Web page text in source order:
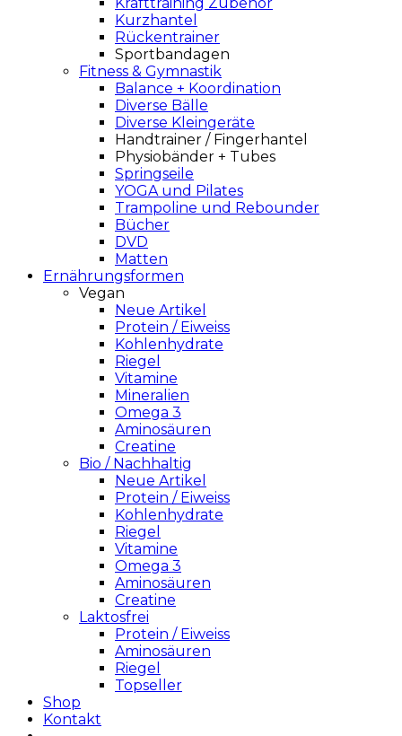
Kurzhantel
Rückentrainer
Sportbandagen
Fitness & Gymnastik
Balance + Koordination
Diverse Bälle
Diverse Kleingeräte
Handtrainer / Fingerhantel
Physiobänder + Tubes
Springseile
YOGA und Pilates
Trampoline und Rebounder
Bücher
DVD
Matten
Ernährungsformen
Vegan
Neue Artikel
Protein / Eiweiss
Kohlenhydrate
Riegel
Vitamine
Mineralien
Omega 3
Aminosäuren
Creatine
Bio / Nachhaltig
Neue Artikel
Protein / Eiweiss
Kohlenhydrate
Riegel
Vitamine
Omega 3
Aminosäuren
Creatine
Laktosfrei
Protein / Eiweiss
Aminosäuren
Riegel
Topseller
Shop
Kontakt